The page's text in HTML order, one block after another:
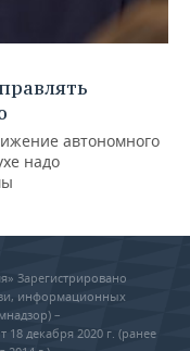
автономного
надо
Зарегистрировано
информационных
–
декабря 2020 г. (ранее